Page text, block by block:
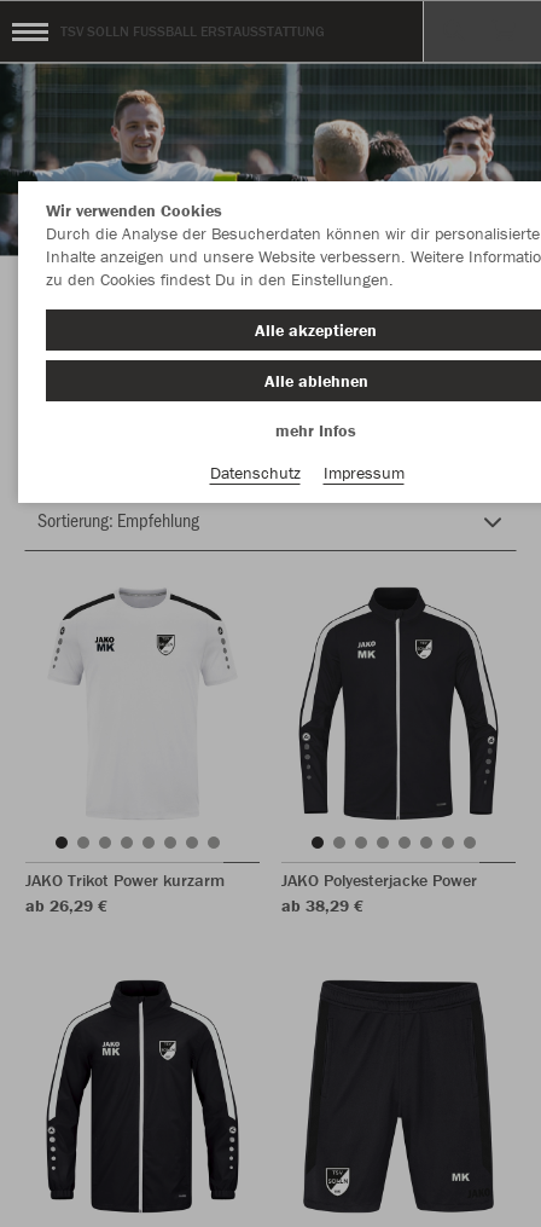
TSV SOLLN FUSSBALL ERSTAUSSTATTUNG
FUSSBALL ERSTAUSSTATTUNG
Farbe
JAKO Trikot Power kurzarm
ab 26,29 €
JAKO Polyesterjacke Power
ab 38,29 €
Wir verwenden Cookies
Durch die Analyse der Besucherdaten können wir dir personalisierte
Inhalte anzeigen und unsere Website verbessern. Weitere
zu den Cookies findest Du in den Einstellungen.
Alle akzeptieren
Alle ablehnen
mehr Infos
Datenschutz
Impressum